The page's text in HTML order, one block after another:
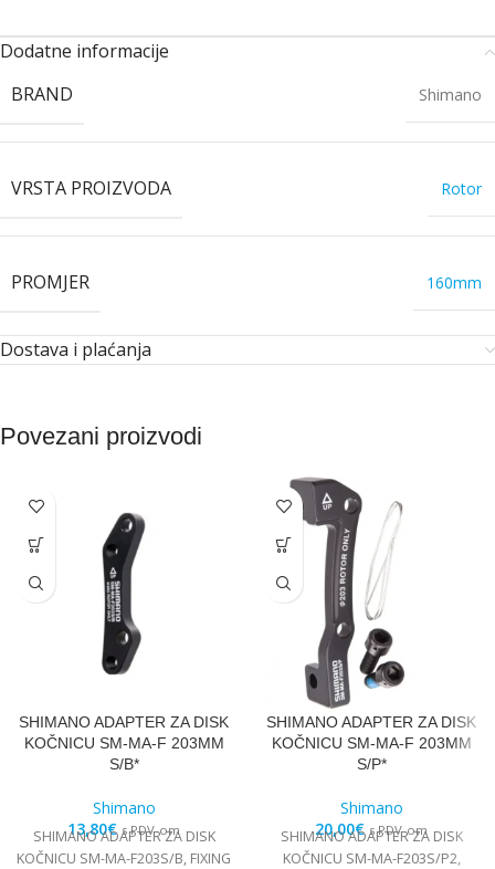
Dodatne informacije
BRAND
Shimano
VRSTA PROIZVODA Rotor
PROMJER 160mm
Dostava i plaćanja
Povezani proizvodi
SHIMANO ADAPTER ZA DISK
KOČNICU SM-MA-F 203MM
S/B*
Shimano
13,80€ s PDV-om
SHIMANO ADAPTER ZA DISK
KOČNICU SM-MA-F203S/B, FIXING
SHIMANO ADAPTER ZA DISK
KOČNICU SM-MA-F 203MM
S/P*
Shimano
20,00€ s PDV-om
SHIMANO ADAPTER ZA DISK
KOČNICU SM-MA-F203S/P2,